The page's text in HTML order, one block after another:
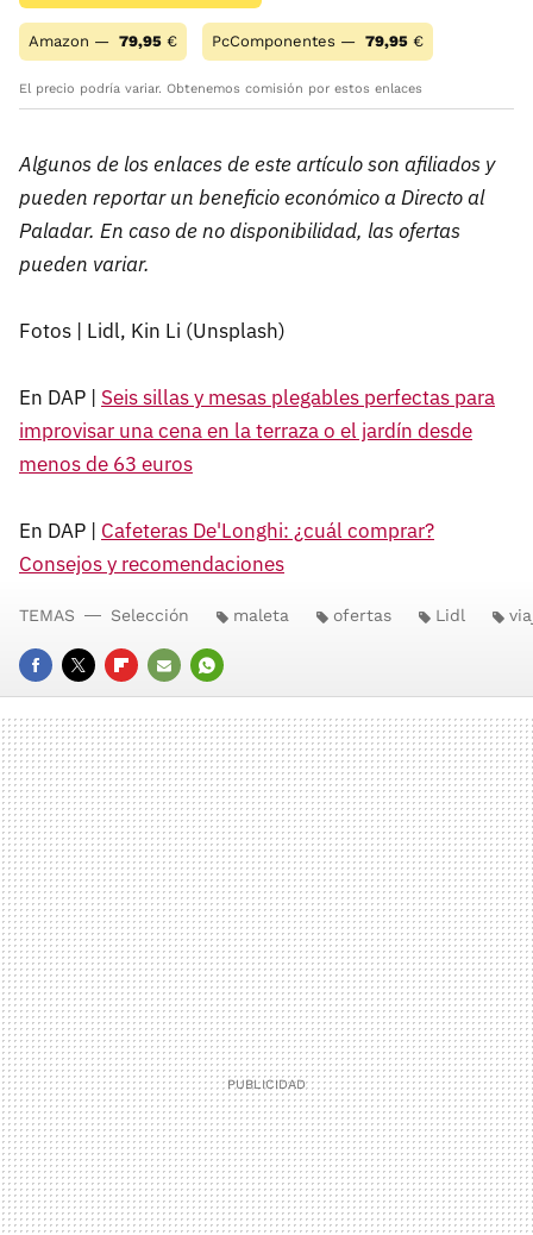
Amazon — 79,95 € PcComponentes — 79,95 €
El precio podría variar. Obtenemos comisión por estos enlaces
Algunos de los enlaces de este artículo son afiliados y
pueden reportar un beneficio económico a Directo al
Paladar. En caso de no disponibilidad, las ofertas
pueden variar.
Fotos | Lidl, Kin Li (Unsplash)
En DAP | Seis sillas y mesas plegables perfectas para
improvisar una cena en la terraza o el jardín desde
menos de 63 euros
En DAP | Cafeteras De'Longhi: ¿cuál comprar?
Consejos y recomendaciones
FACEBOOK
TWITTERFLIPBOARD
E-
MAIL
WHATSAPP
TEMAS Selección maleta ofertas Lidl